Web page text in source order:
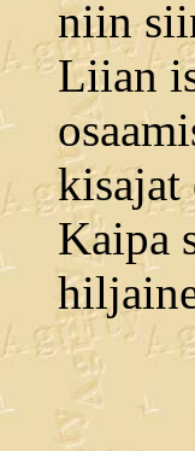
niin
Liian
kisajat
Kaipa